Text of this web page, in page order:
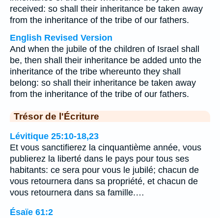
received: so shall their inheritance be taken away
from the inheritance of the tribe of our fathers.
English Revised Version
And when the jubile of the children of Israel shall
be, then shall their inheritance be added unto the
inheritance of the tribe whereunto they shall
belong: so shall their inheritance be taken away
from the inheritance of the tribe of our fathers.
Trésor de l'Écriture
Lévitique 25:10-18,23
Et vous sanctifierez la cinquantième année, vous
publierez la liberté dans le pays pour tous ses
habitants: ce sera pour vous le jubilé; chacun de
vous retournera dans sa propriété, et chacun de
vous retournera dans sa famille.…
Ésaïe 61:2